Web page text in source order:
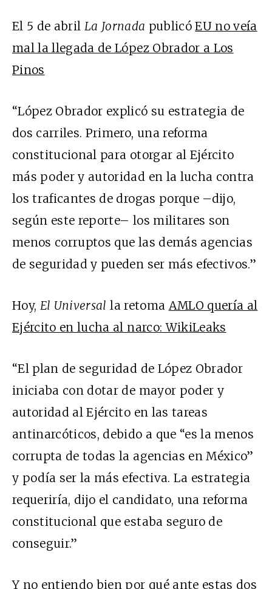
El 5 de abril La Jornada publicóEU no veía
mal la llegada de López Obrador a Los
Pinos
“López Obrador explicó su estrategia de
dos carriles. Primero, una reforma
constitucional para otorgar al Ejército
más poder y autoridad en la lucha contra
los traficantes de drogas porque –dijo,
según este reporte– los militares son
menos corruptos que las demás agencias
de seguridad y pueden ser más efectivos.”
Hoy, El Universalla retoma AMLO quería al
Ejército en lucha al narco: WikiLeaks
“El plan de seguridad de López Obrador
iniciaba con dotar de mayor poder y
autoridad al Ejército en las tareas
antinarcóticos, debido a que “es la menos
corrupta de todas la agencias en México”
y podía ser la más efectiva. La estrategia
requeriría, dijo el candidato, una reforma
constitucional que estaba seguro de
conseguir.”
Y no entiendo bien por qué ante estas dos